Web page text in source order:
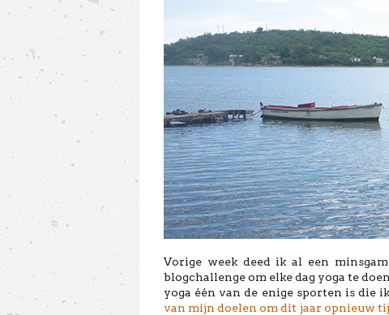
Vorige week deed ik al een
blogchallenge om elke dag yoga te
yoga één van de enige sporten is die
van mijn doelen om dit jaar opnieuw